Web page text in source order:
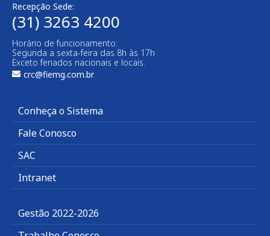
Recepção Sede:
(31) 3263 4200
Horário de funcionamento:
Segunda a sexta-feira das 8h às 17h
Exceto feriados nacionais e locais.
crc@fiemg.com.br
Conheça o Sistema
Fale Conosco
SAC
Intranet
Gestão 2022-2026